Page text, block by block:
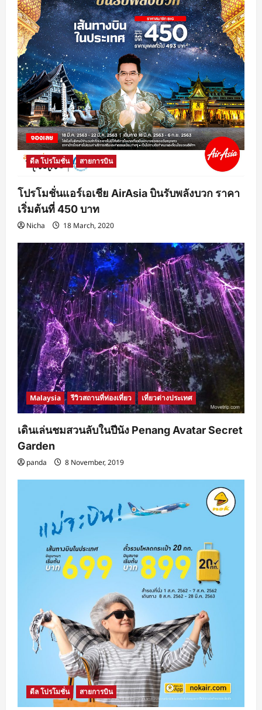
ดีล โปรโมชั่น สายการบิน
โปรโมชั่นแอร์เอเชีย AirAsia บินรับพลังบวก ราคา
เริ่มต้นที่ 450 บาท
Nicha 18 March, 2020
Malaysia รีวิวสถานที่ท่องเที่ยว เที่ยวต่างประเทศ
เดินเล่นชมสวนลับในปีนัง Penang Avatar Secret
Garden
panda 8 November, 2019
ดีล โปรโมชั่น สายการบิน